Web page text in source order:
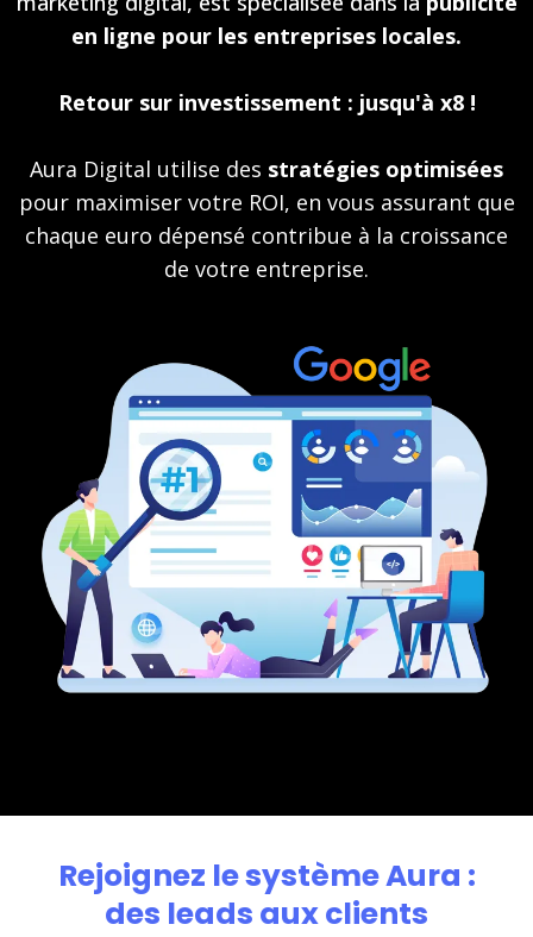
en ligne pour les entreprises locales.
Retour sur investissement : jusqu'à x8 !
Aura Digital utilise des stratégies optimisées
pour maximiser votre ROI, en vous assurant que
chaque euro dépensé contribue à la croissance
de votre entreprise.
Rejoignez le système Aura :
des leads aux clients